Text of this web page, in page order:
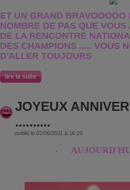
ET UN GRAND BRAVOOOOO
NOMBRE DE PAS QUE
DE LA RENCONTRE
DES CHAMPIONS ..... VOUS
D'ALLER TOUJOURS
lire la suite
JOYEUX
..........
publié le 01/06/2011 à 16:29
·